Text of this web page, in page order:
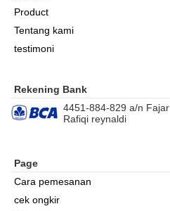
Product
Tentang kami
testimoni
Rekening Bank
4451-884-829 a/n Fajar
Rafiqi reynaldi
Page
Cara pemesanan
cek ongkir